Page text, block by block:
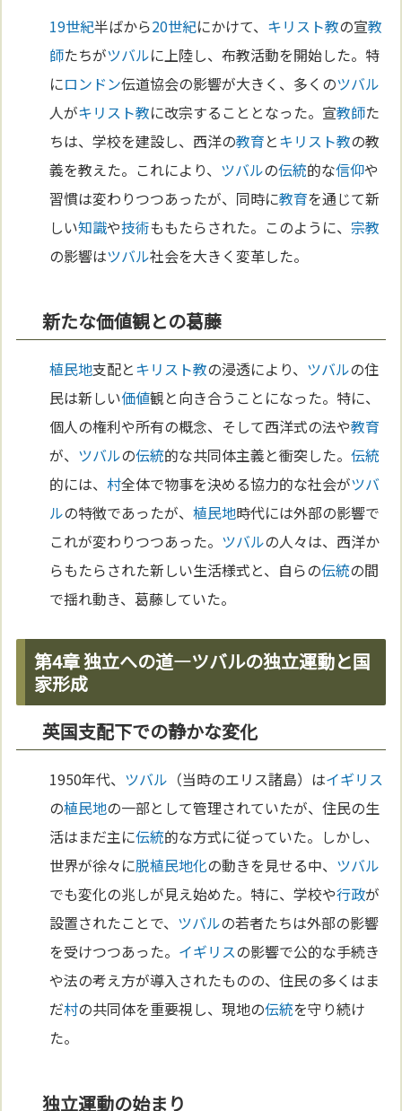
19世紀半ばから20世紀にかけて、 キリスト教の宣教
師たちがツバルに上陸し、布教活動を開始した。特
にロンドン伝道協会の影響が大きく、多くのツバル
人がキリスト教に改宗することとなった。宣教師た
ちは、学校を建設し、西洋の教育とキリスト教の教
義を教えた。これにより、 ツバルの伝統的な信仰や
習慣は変わりつつあったが、同時に教育を通じて新
しい知識や技術ももたらされた。このように、 宗教
の影響はツバル社会を大きく変革した。
新たな価値観との葛藤
植民地支配とキリスト教の浸透により、 ツバルの住
民は新しい価値観と向き合うことになった。特に、
個人の権利や所有の概念、そして西洋式の法や教育
が、 ツバルの伝統的な共同体主義と衝突した。伝統
的には、村全体で物事を決める協力的な社会がツバ
ルの特徴であったが、植民地時代には外部の影響で
これが変わりつつあった。 ツバルの人々は、西洋か
らもたらされた新しい生活様式と、自らの伝統の間
で揺れ動き、葛藤していた。
第4章 独立への道―ツバルの独立運動と国
家形成
英国支配下での静かな変化
1950年代、 ツバル （当時のエリス諸島）はイギリス
の植民地の一部として管理されていたが、住民の生
活はまだ主に伝統的な方式に従っていた。しかし、
世界が徐々に脱植民地化の動きを見せる中、 ツバル
でも変化の兆しが見え始めた。特に、学校や行政が
設置されたことで、 ツバルの若者たちは外部の影響
を受けつつあった。 イギリスの影響で公的な手続き
や法の考え方が導入されたものの、住民の多くはま
だ村の共同体を重要視し、現地の伝統を守り続け
た。
独立運動の始まり